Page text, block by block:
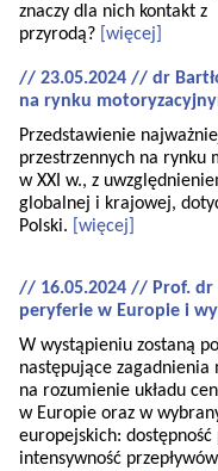
znaczy dla nich kontakt z
przyrodą? [więcej]
// 23.05.2024 // dr
na rynku
Przedstawienie
przestrzennych na rynku
w XXI w., z
globalnej i krajowej,
Polski.
[więcej]
// 16.05.2024 // Prof. dr
peryferie w Europie i
W wystąpieniu zostaną
następujące zagadnienia
na rozumienie układu
w Europie oraz w
europejskich: dostępność
intensywność